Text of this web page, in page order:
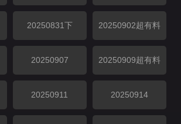
20250831下 20250902超有料
20250907 20250909超有料
20250911 20250914